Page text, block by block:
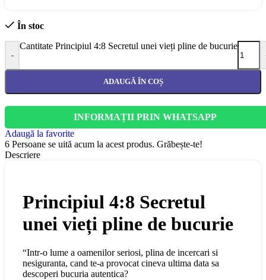
În stoc
-
Cantitate Principiul 4:8 Secretul unei vieți pline de bucurie
ADAUGĂ ÎN COȘ
INFORMAȚII PRIN WHATSAPP
Adaugă la favorite
6 Persoane se uită acum la acest produs. Grăbește-te!
Descriere
Principiul 4:8 Secretul
unei vieți pline de bucurie
“Intr-o lume a oamenilor seriosi, plina de incercari si
nesiguranta, cand te-a provocat cineva ultima data sa
descoperi bucuria autentica?